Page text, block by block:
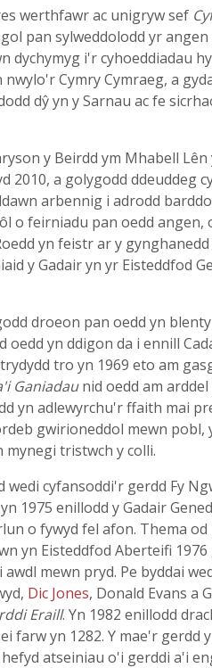
werthfawr ac unigryw sef
pan sylweddolodd yr
i'r cyhoeddiadau
Cymry Cymraeg, a
dŷ yn y Sarnau ac fe
y Beirdd ym Mhabell Lên
2010, a golygodd ddeuddeg
arbennig i adrodd
o feirniadu pan oedd angen,
yn feistr ar y
y Gadair yn yr Eisteddfod
droeon pan oedd yn
oedd yn ddigon da i ennill
tro yn 1969 eto am
Ganiadaunid oedd am
yn adlewyrchu'r ffaith mai
gwirioneddol mewn pobl,
mynegi tristwch y colli.
cyfansoddi'r gerdd Fy
1975 enillodd y Gadair
o fywyd fel afon. Thema od
yn Eisteddfod Aberteifi
mewn pryd. Pe byddai
Dic Jones, Donald Evans a
Eraill. Yn 1982 enillodd
farw yn 1282. Y mae'r gerdd
atseiniau o'i gerddi a'i